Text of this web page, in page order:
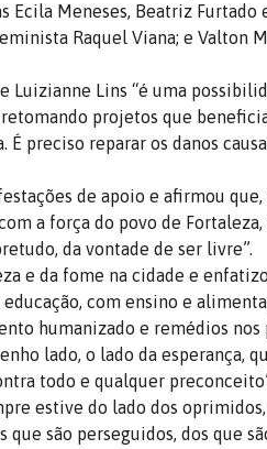
Ecila Meneses, Beatriz Furtado
Raquel Viana; e Valton
Luizianne Lins “é uma
projetos que
preciso reparar os danos
de apoio e afirmou
a força do povo de
da vontade de ser livre”.
e da fome na cidade e
com ensino e
humanizado e remédios nos
lado, o lado da esperança,
todo e qualquer
estive do lado dos
são perseguidos, dos que